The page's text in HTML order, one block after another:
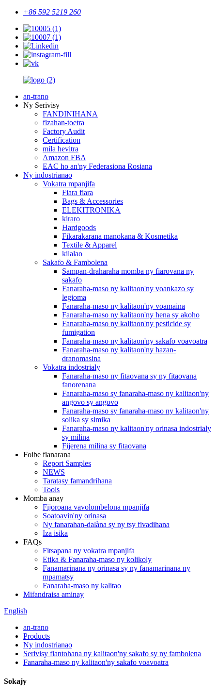
+86 592 5219 260
an-trano
Ny Serivisy
FANDINIHANA
fizahan-toetra
Factory Audit
Certification
mila hevitra
Amazon FBA
EAC ho an'ny Federasiona Rosiana
Ny indostrianao
Vokatra mpanjifa
Fiara fiara
Bags & Accessories
ELEKITRONIKA
kiraro
Hardgoods
Fikarakarana manokana & Kosmetika
Textile & Apparel
kilalao
Sakafo & Fambolena
Sampan-draharaha momba ny fiarovana ny
sakafo
Fanaraha-maso ny kalitaon'ny voankazo sy
legioma
Fanaraha-maso ny kalitaon'ny voamaina
Fanaraha-maso ny kalitaon'ny hena sy akoho
Fanaraha-maso ny kalitaon'ny pesticide sy
fumigation
Fanaraha-maso ny kalitaon'ny sakafo voavoatra
Fanaraha-maso ny kalitaon'ny hazan-
dranomasina
Vokatra indostrialy
Fanaraha-maso ny fitaovana sy ny fitaovana
fanorenana
Fanaraha-maso sy fanaraha-maso ny kalitaon'ny
angovo sy angovo
Fanaraha-maso sy fanaraha-maso ny kalitaon'ny
solika sy simika
Fanaraha-maso ny kalitaon'ny orinasa indostrialy
sy milina
Fijerena milina sy fitaovana
Foibe fianarana
Report Samples
NEWS
Taratasy famandrihana
Tools
Momba anay
Fijoroana vavolombelona mpanjifa
Soatoavin'ny orinasa
Ny fanarahan-dalàna sy ny tsy fivadihana
Iza isika
FAQs
Fitsapana ny vokatra mpanjifa
Etika & Fanaraha-maso ny kolikoly
Fanamarinana ny orinasa sy ny fanamarinana ny
mpamatsy
Fanaraha-maso ny kalitao
Mifandraisa aminay
English
an-trano
Products
Ny indostrianao
Serivisy fiantohana ny kalitaon'ny sakafo sy ny fambolena
Fanaraha-maso ny kalitaon'ny sakafo voavoatra
Sokajy